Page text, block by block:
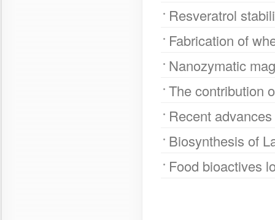
Resveratrol
Fabrication of
Nanozymatic
The contribution
Recent
Biosynthesis of
Food bioactives